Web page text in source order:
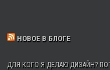
НОВОЕ В БЛОГЕ
ДЛЯ КОГО Я ДЕЛАЮ ДИЗАЙН?